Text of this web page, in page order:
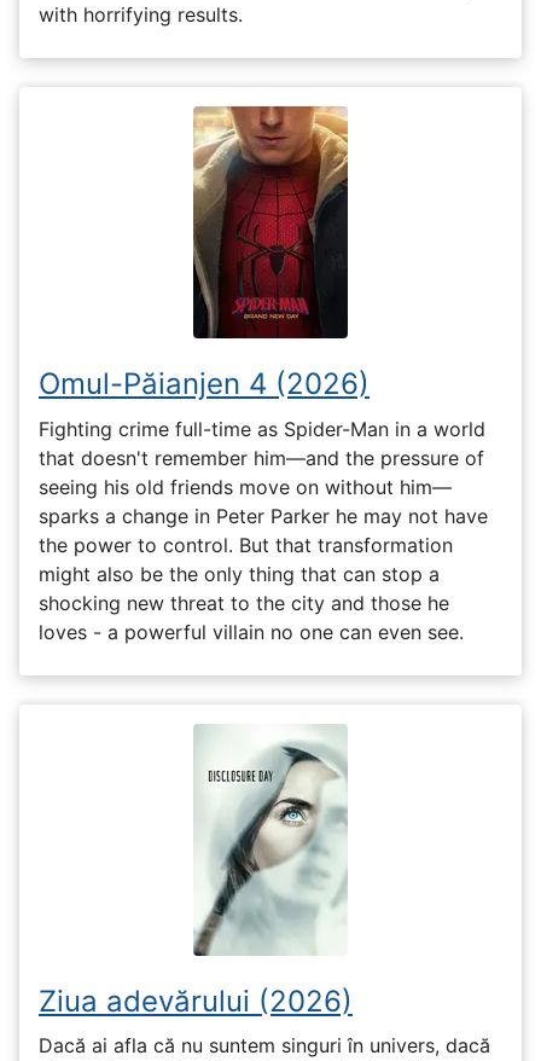
with horrifying results.
Omul-Păianjen 4 (2026)
Fighting crime full-time as Spider-Man in a world
that doesn't remember him—and the pressure of
seeing his old friends move on without him—
sparks a change in Peter Parker he may not have
the power to control. But that transformation
might also be the only thing that can stop a
shocking new threat to the city and those he
loves - a powerful villain no one can even see.
Ziua adevărului (2026)
Dacă ai afla că nu suntem singuri în univers, dacă